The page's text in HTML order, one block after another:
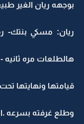
بوجهه ريان الغير
ريان: مسكي بنتك-
هالطلعات مره ثانيه
قيامتها ونهايتها
وطلع غرفته بسرعه